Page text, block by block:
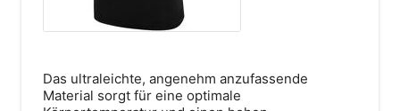
Bahnhofstraße 18
Das ultraleichte, angenehm anzufassende
Material sorgt für eine optimale